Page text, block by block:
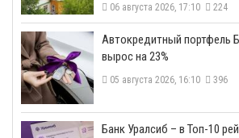
06 августа 2026, 17:10 224
​Автокредитный портфель
вырос на 23%
05 августа 2026, 16:10 396
​Банк Уралсиб – в Топ-10